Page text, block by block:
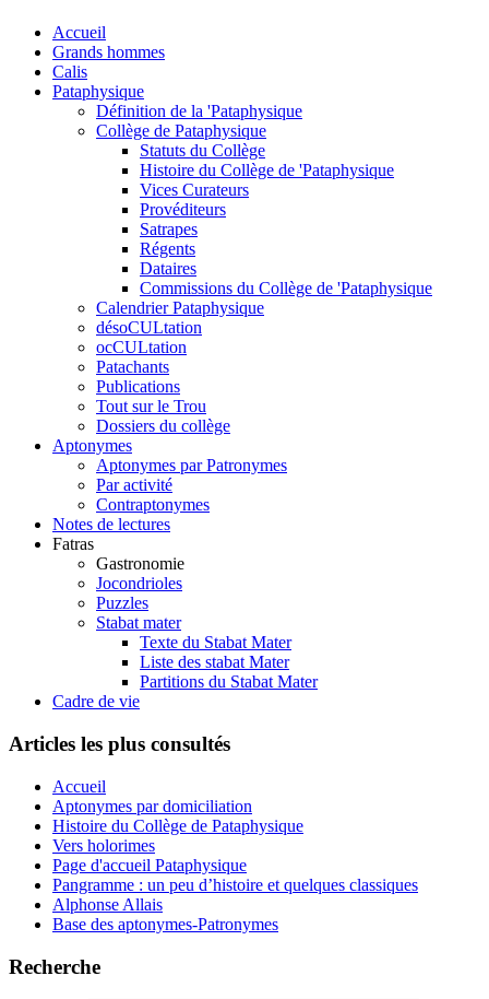
Accueil
Grands hommes
Calis
Pataphysique
Définition de la 'Pataphysique
Collège de Pataphysique
Statuts du Collège
Histoire du Collège de 'Pataphysique
Vices Curateurs
Provéditeurs
Satrapes
Régents
Dataires
Commissions du Collège de 'Pataphysique
Calendrier Pataphysique
désoCULtation
ocCULtation
Patachants
Publications
Tout sur le Trou
Dossiers du collège
Aptonymes
Aptonymes par Patronymes
Par activité
Contraptonymes
Notes de lectures
Fatras
Gastronomie
Jocondrioles
Puzzles
Stabat mater
Texte du Stabat Mater
Liste des stabat Mater
Partitions du Stabat Mater
Cadre de vie
Articles les plus consultés
Accueil
Aptonymes par domiciliation
Histoire du Collège de Pataphysique
Vers holorimes
Page d'accueil Pataphysique
Pangramme : un peu d’histoire et quelques classiques
Alphonse Allais
Base des aptonymes-Patronymes
Recherche